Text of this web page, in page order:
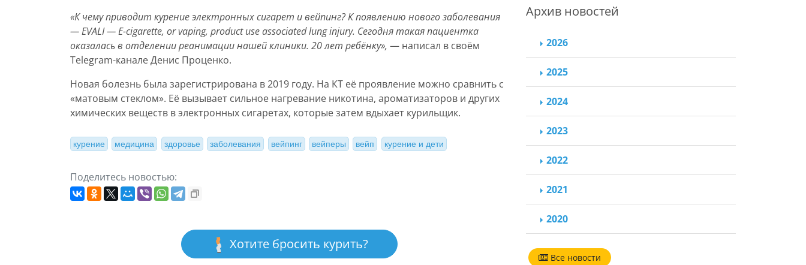
«К чему приводит курение электронных сигарет и вейпинг? К появлению нового заболевания
— EVALI — E-cigarette, or vaping, product use associated lung injury. Сегодня такая пациентка
оказалась в отделении реанимации нашей клиники. 20 лет ребёнку», — написал в своём
Telegram-канале Денис Проценко.
Новая болезнь была зарегистрирована в 2019 году. На КТ её проявление можно сравнить с
«матовым стеклом». Её вызывает сильное нагревание никотина, ароматизаторов и других
химических веществ в электронных сигаретах, которые затем вдыхает курильщик.
курение медицина здоровье заболевания вейпинг вейперы вейп курение и дети
Поделитесь новостью:
Хотите бросить курить?
Архив новостей
2026
2025
2024
2023
2022
2021
2020
Все новости